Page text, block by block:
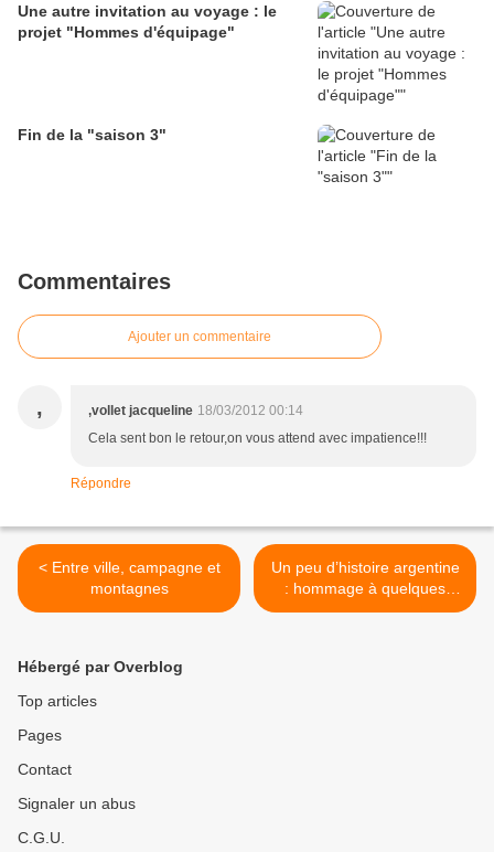
Une autre invitation au voyage : le
projet "Hommes d'équipage"
Fin de la "saison 3"
Commentaires
Ajouter un commentaire
, ,vollet jacqueline 18/03/2012 00:14
Cela sent bon le retour,on vous attend avec impatience!!!
Répondre
< Entre ville, campagne et
montagnes
Un peu d’histoire argentine
: hommage à quelques
ancêtres prestigieux >
Hébergé par Overblog
Top articles
Pages
Contact
Signaler un abus
C.G.U.